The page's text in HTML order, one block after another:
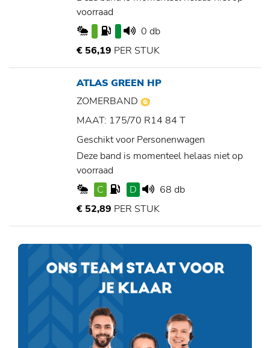
voorraad
0 db
€ 56,19 PER STUK
ATLAS GREEN HP
ZOMERBAND
MAAT: 175/70 R14 84 T
Geschikt voor Personenwagen
Deze band is momenteel helaas niet op
voorraad
C
D
68 db
€ 52,89 PER STUK